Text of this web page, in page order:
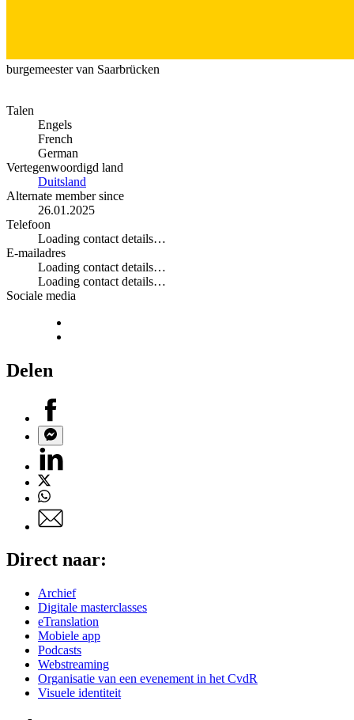
burgemeester van Saarbrücken
Talen
Engels
French
German
Vertegenwoordigd land
Duitsland
Alternate member since
26.01.2025
Telefoon
Loading contact details…
E-mailadres
Loading contact details…
Loading contact details…
Sociale media
Delen
Messenger
Direct naar:
Archief
Digitale masterclasses
eTranslation
Mobiele app
Podcasts
Webstreaming
Organisatie van een evenement in het CvdR
Visuele identiteit